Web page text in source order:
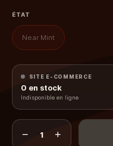
ÉTAT
Near Mint
SITE E-COMMERCE
0 en stock
Indisponible en ligne
− 1 +